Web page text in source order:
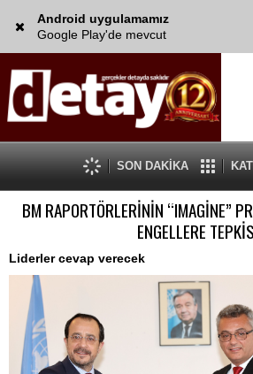
Android uygulamamız
Google Play'de mevcut
SON DAKİKA
BM RAPORTÖRLERİNİN “IMAGİNE”
ENGELLERE
Liderler cevap verecek